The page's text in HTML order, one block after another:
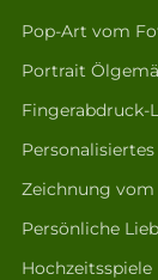
Pop-Art vom
Portrait
Fingerabdruck-
Personalisiertes
Zeichnung vom
Persönliche
Hochzeitsspiele